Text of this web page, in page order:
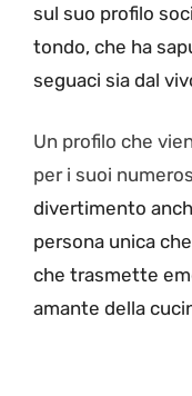
sul suo profilo
tondo, che ha
seguaci sia dal
Un profilo che
per i suoi
divertimento
persona unica
che trasmette
amante della